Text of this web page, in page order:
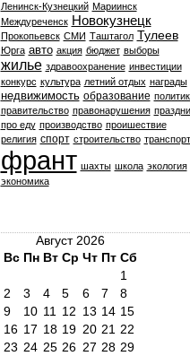
Ленинск-Кузнецкий Мариинск
Междуреченск Новокузнецк
Прокопьевск СМИ Таштагол Тулеев
Юрга авто акция бюджет выборы
жилье здравоохранение инвестиции
конкурс культура летний отдых награды
недвижимость образование
правительство правонарушения
про еду производство проишествие
религия спорт строительство транспорт
франт шахты школа экология
экономика
Август 2026
Вс Пн Вт Ср Чт Пт Сб
1
2
3 4 5 6 7
8
9
10 11 12 13 14 15
16 17 18 19 20 21 22
23 24 25 26 27 28 29